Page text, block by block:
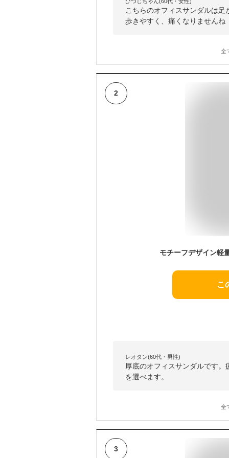
こちらのオフィスサンダルは
歩きやすく、痛くなりませんね
全
2
こ
レオタン(60代・男性)
厚底のオフィスサンダルです
を選べます。
全
3